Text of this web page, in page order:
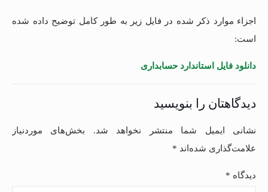
اجزاء موارد ذکر شده در فایل زیر به طور کامل توضیح داده شده
است:
دانلود فایل استاندارد حسابداری
دیدگاهتان را بنویسید
نشانی ایمیل شما منتشر نخواهد شد.
بخش‌های موردنیاز
علامت‌گذاری شده‌اند *
دیدگاه *